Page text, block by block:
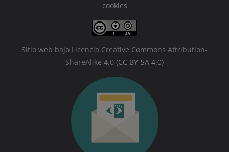
cookies
Sitio web bajo Licencia Creative Commons Attribution-
ShareAlike 4.0 (CC BY-SA 4.0)